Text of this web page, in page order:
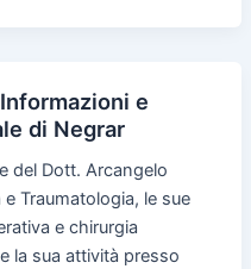
e
di Negrar
del Dott. Arcangelo
Traumatologia, le sue
e chirurgia
la sua attività presso